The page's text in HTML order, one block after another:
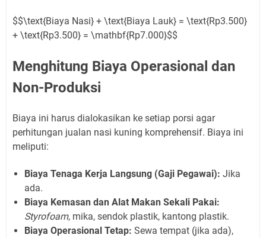
$$\text{Biaya Nasi} + \text{Biaya Lauk} = \text{Rp3.500}
+ \text{Rp3.500} = \mathbf{Rp7.000}$$
Menghitung Biaya Operasional dan
Non-Produksi
Biaya ini harus dialokasikan ke setiap porsi agar
perhitungan jualan nasi kuning komprehensif. Biaya ini
meliputi:
Biaya Tenaga Kerja Langsung (Gaji Pegawai): Jika
ada.
Biaya Kemasan dan Alat Makan Sekali Pakai:
Styrofoam, mika, sendok plastik, kantong plastik.
Biaya Operasional Tetap: Sewa tempat (jika ada),